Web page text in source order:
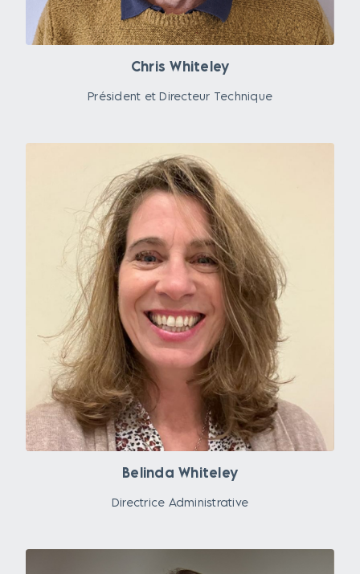
Chris Whiteley
Président et Directeur Technique
Belinda Whiteley
Directrice Administrative